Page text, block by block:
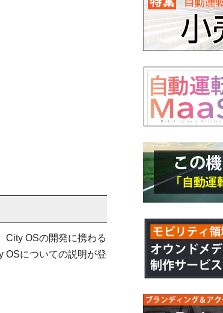
City OSの開発に携わる
OSについての説明が登